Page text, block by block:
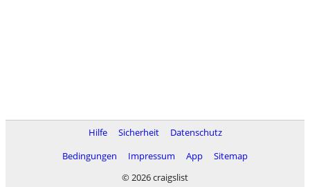
Hilfe Sicherheit
Datenschutz
Bedingungen
Impressum App
Sitemap
© 2026 craigslist